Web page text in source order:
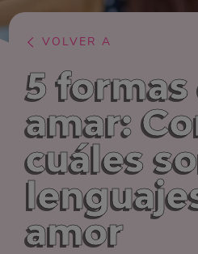
VOLVER A
5 formas
amar:
cuáles
amor